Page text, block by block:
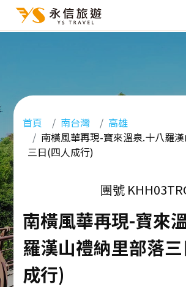
首頁 南台灣
高雄
南橫風華再現-寶來溫泉.十八羅
三日(四人成行)
團號
南橫風華再現-寶來
羅漢山禮納里部落
成行)